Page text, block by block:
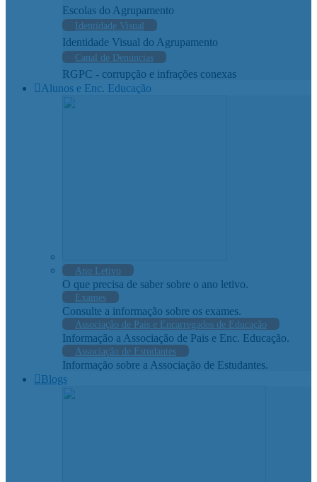
Escolas do Agrupamento
Identidade Visual
Identidade Visual do Agrupamento
Canal de Denúncias
RGPC - corrupção e infrações conexas
Alunos e Enc. Educação
Ano Letivo
O que precisa de saber sobre o ano letivo.
Exames
Consulte a informação sobre os exames.
Associação de Pais e Encarregados de Educação
Informação a Associação de Pais e Enc. Educação.
Associação de Estudantes
Informação sobre a Associação de Estudantes.
Blogs